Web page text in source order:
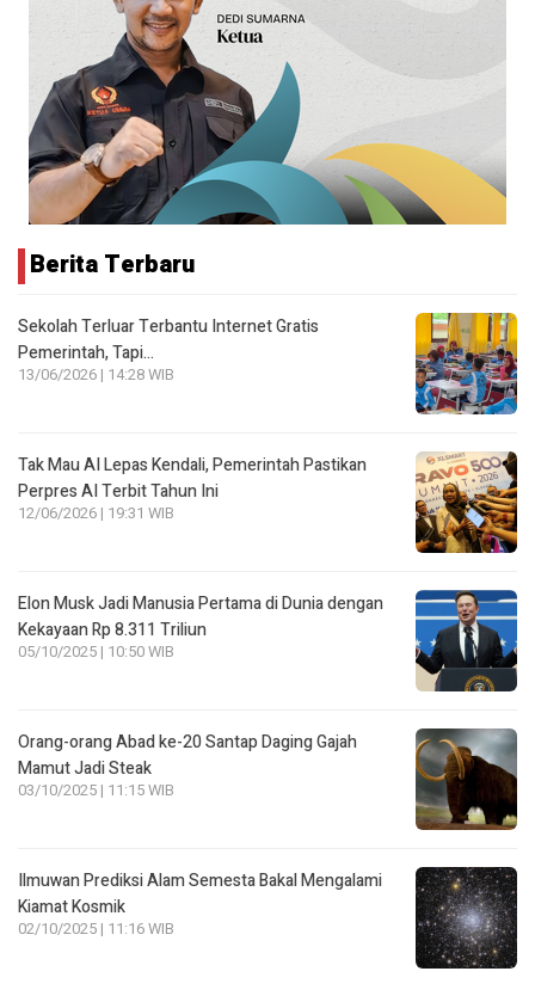
Berita Terbaru
Sekolah Terluar Terbantu Internet Gratis
Pemerintah, Tapi…
13/06/2026 | 14:28 WIB
Tak Mau AI Lepas Kendali, Pemerintah Pastikan
Perpres AI Terbit Tahun Ini
12/06/2026 | 19:31 WIB
Elon Musk Jadi Manusia Pertama di Dunia dengan
Kekayaan Rp 8.311 Triliun
05/10/2025 | 10:50 WIB
Orang-orang Abad ke-20 Santap Daging Gajah
Mamut Jadi Steak
03/10/2025 | 11:15 WIB
Ilmuwan Prediksi Alam Semesta Bakal Mengalami
Kiamat Kosmik
02/10/2025 | 11:16 WIB